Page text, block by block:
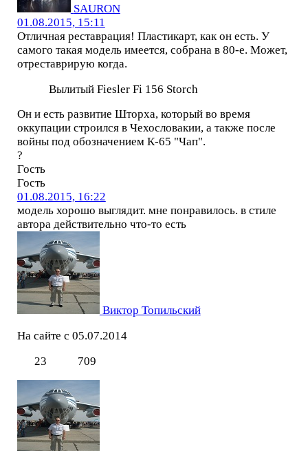
SAURON
01.08.2015, 15:11
Отличная реставрация! Пластикарт, как он есть. У
самого такая модель имеется, собрана в 80-е. Может,
отреставрирую когда.
Вылитый Fiesler Fi 156 Storch
Он и есть развитие Шторха, который во время
оккупации строился в Чехословакии, а также после
войны под обозначением К-65 "Чап".
?
Гость
Гость
01.08.2015, 16:22
модель хорошо выглядит. мне понравилось. в стиле
автора действительно что-то есть
Виктор Топильский
На сайте с 05.07.2014
23
709